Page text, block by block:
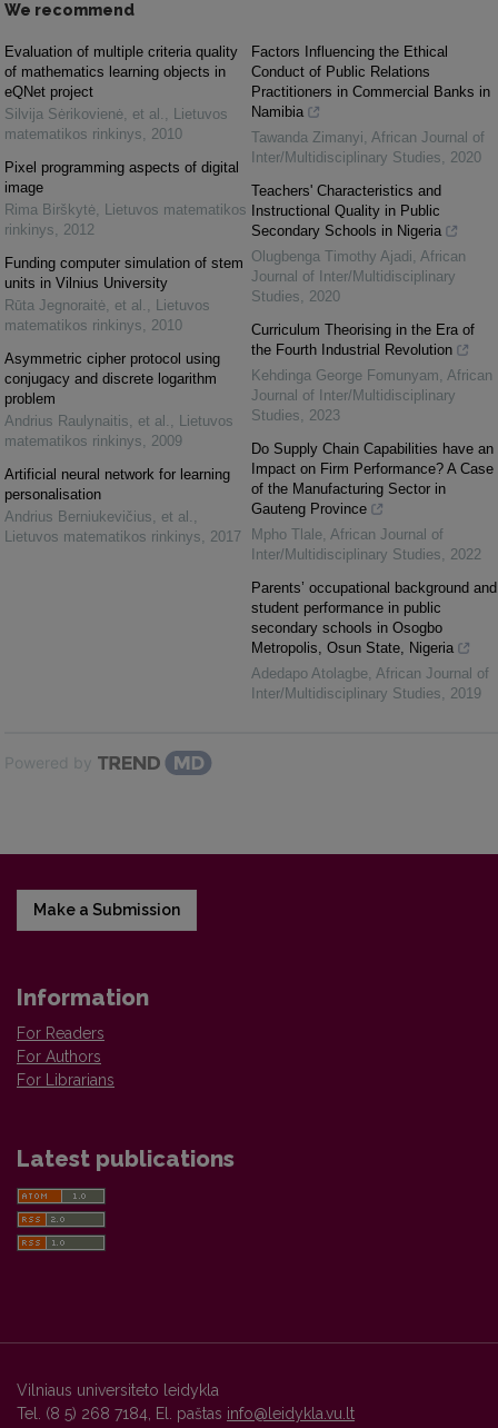
We recommend
Evaluation of multiple criteria quality
of mathematics learning objects in
eQNet project
Silvija Sėrikovienė, et al. , Lietuvos
matematikos rinkinys, 2010
Pixel programming aspects of digital
image
Rima Birškytė, Lietuvos matematikos
rinkinys, 2012
Funding computer simulation of stem
units in Vilnius University
Rūta Jegnoraitė, et al. , Lietuvos
matematikos rinkinys, 2010
Asymmetric cipher protocol using
conjugacy and discrete logarithm
problem
Andrius Raulynaitis, et al. , Lietuvos
matematikos rinkinys, 2009
Artificial neural network for learning
personalisation
Andrius Berniukevičius, et al. ,
Lietuvos matematikos rinkinys, 2017
Factors Influencing the Ethical
Conduct of Public Relations
Practitioners in Commercial Banks in
Namibia
Tawanda Zimanyi, African Journal of
Inter/Multidisciplinary Studies, 2020
Teachers' Characteristics and
Instructional Quality in Public
Secondary Schools in Nigeria
Olugbenga Timothy Ajadi, African
Journal of Inter/Multidisciplinary
Studies, 2020
Curriculum Theorising in the Era of
the Fourth Industrial Revolution
Kehdinga George Fomunyam, African
Journal of Inter/Multidisciplinary
Studies, 2023
Do Supply Chain Capabilities have an
Impact on Firm Performance? A Case
of the Manufacturing Sector in
Gauteng Province
Mpho Tlale, African Journal of
Inter/Multidisciplinary Studies, 2022
Parents’ occupational background and
student performance in public
secondary schools in Osogbo
Metropolis, Osun State, Nigeria
Adedapo Atolagbe, African Journal of
Inter/Multidisciplinary Studies, 2019
Powered by
Make a Submission
Information
For Readers
For Authors
For Librarians
Latest publications
Vilniaus universiteto leidykla
Tel. (8 5) 268 7184, El. paštas info@leidykla.vu.lt